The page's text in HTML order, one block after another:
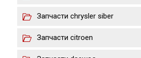
Запчасти chrysler siber
Запчасти citroen